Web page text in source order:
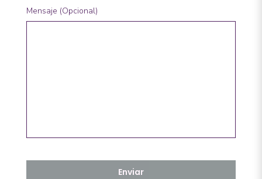
Mensaje (Opcional)
Enviar